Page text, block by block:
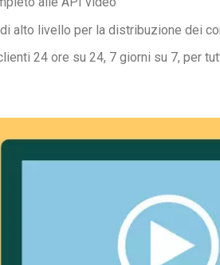
alto livello per la distribuzione dei
24 ore su 24, 7 giorni su 7, per